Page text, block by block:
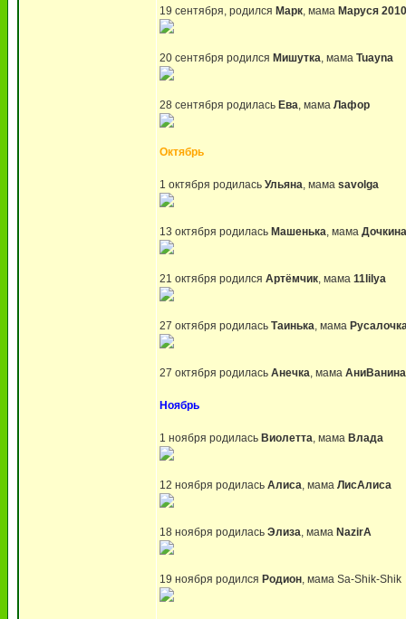
19 сентября, родился Марк, мама Маруся 2010
20 сентября родился Мишутка, мама Tuayna
28 сентября родилась Ева, мама Лафор
Октябрь
1 октября родилась Ульяна, мама savolga
13 октября родилась Машенька, мама
21 октября родился Артёмчик, мама 11lilya
27 октября родилась Таинька, мама
27 октября родилась Анечка, мама
Ноябрь
1 ноября родилась Виолетта, мама Влада
12 ноября родилась Алиса, мама ЛисАлиса
18 ноября родилась Элиза, мама NazirA
19 ноября родился Родион, мама Sa-Shik-Shik